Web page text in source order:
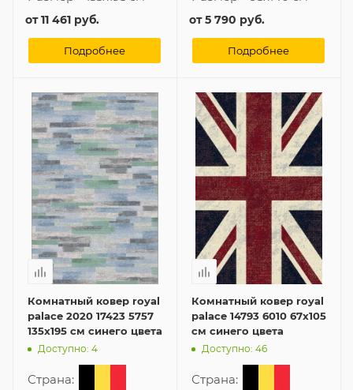
от11 461 руб.
Подробнее
от5 790 руб.
Подробнее
Комнатный ковер royal
palace 2020 17423 5757
135x195 см синего цвета
Доступно: 4
Страна:
Комнатный ковер royal
palace 14793 6010 67x105
см синего цвета
Доступно: 46
Страна: